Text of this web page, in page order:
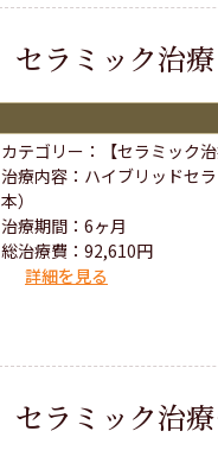
セラミック治療
カテゴリー：【セラミック治
治療内容：ハイブリッドセ
本）
治療期間：6ヶ月
総治療費：92,610円
詳細を見る
セラミック治